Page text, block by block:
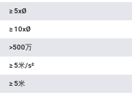
≥ 5xØ
≥ 10xØ
>500万
≥ 5米/s²
≥ 5米